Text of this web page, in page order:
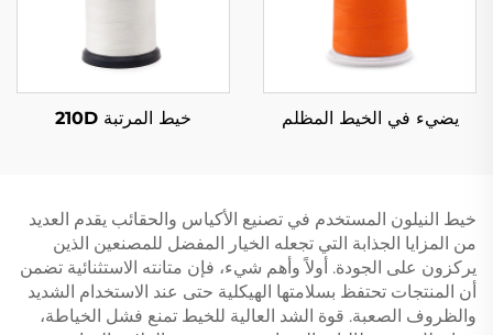
يضيء في الخيط المظلم خيط المرتبة 210D
خيط النيلون المستخدم في تصنيع الأكياس والحقائب يقدم العديد
من المزايا الجذابة التي تجعله الخيار المفضل للمصنعين الذين
يركزون على الجودة. أولاً وأهم شيء، فإن متانته الاستثنائية تضمن
أن المنتجات تحتفظ بسلامتها الهيكلية حتى عند الاستخدام الشديد
والظروف الصعبة. قوة الشد العالية للخيط تمنع فشل الخياطة،